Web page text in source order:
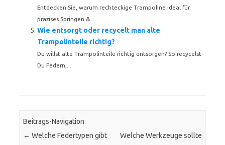
Entdecken Sie, warum rechteckige Trampoline ideal für
präzises Springen &...
Wie entsorgt oder recycelt man alte
Trampolinteile richtig?
Du willst alte Trampolinteile richtig entsorgen? So recycelst
Du Federn,...
Beitrags-Navigation
← Welche Federtypen gibt
Welche Werkzeuge sollte